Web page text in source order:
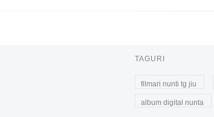
TAGURI
filmari nunti tg jiu
album digital nunta